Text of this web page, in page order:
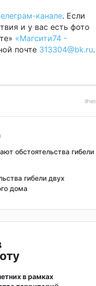
канале. Если
и у вас есть фото
«Магсити74 -
почте 313304@bk.ru.
#чп
обстоятельства гибели
гибели двух
дома
в рамках